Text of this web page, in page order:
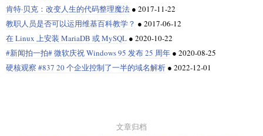
肯特·贝克：改变人生的代码整理魔法 ● 2017-11-22
教职人员是否可以运用维基百科教学？ ● 2017-06-12
在 Linux 上安装 MariaDB 或 MySQL ● 2020-10-22
#新闻拍一拍# 微软庆祝 Windows 95 发布 25 周年 ● 2020-08-25
硬核观察 #837 20 个企业控制了一半的域名解析 ● 2022-12-01
文章归档